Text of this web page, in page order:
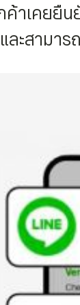
าเคยยืน
ละสามา